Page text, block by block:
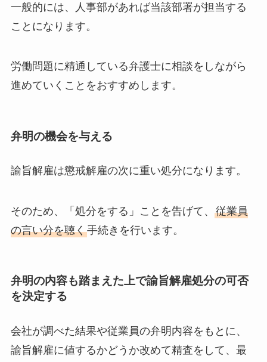
一般的には、人事部があれば当該部署が担当する
ことになります。
労働問題に精通している弁護士に相談をしながら
進めていくことをおすすめします。
弁明の機会を与える
諭旨解雇は懲戒解雇の次に重い処分になります。
そのため、「処分をする」ことを告げて、 従業員
の言い分を聴く手続きを行います。
弁明の内容も踏まえた上で諭旨解雇処分の可否
を決定する
会社が調べた結果や従業員の弁明内容をもとに、
諭旨解雇に値するかどうか改めて精査をして、最